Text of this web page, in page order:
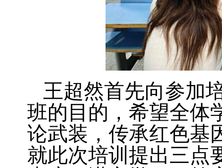
王超然首先向参加
班的目的，希望全体
论武装，传承红色基
就此次培训提出三点